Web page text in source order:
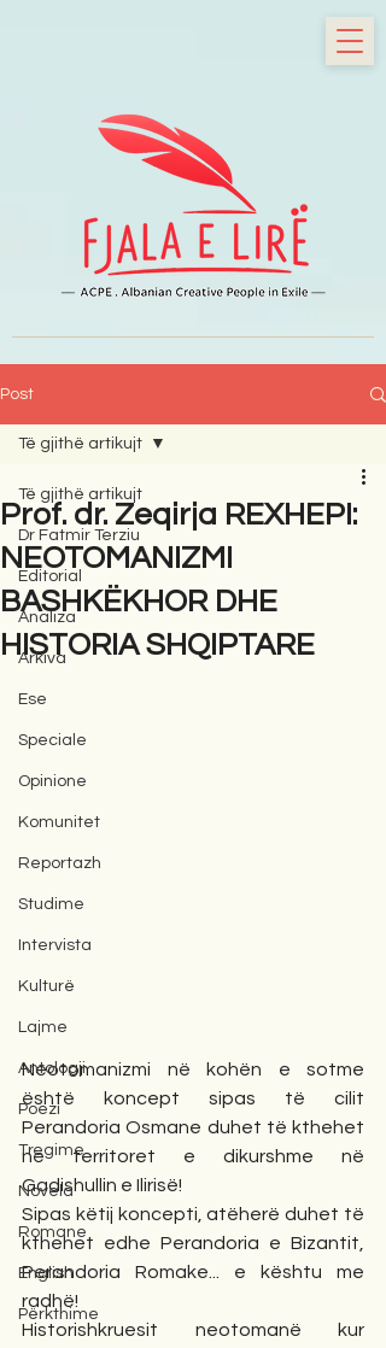
Post
Të gjithë artikujt
Dr Fatmir Terziu
Editorial
Analiza
Arkiva
Ese
Speciale
Opinione
Komunitet
Reportazh
Studime
Intervista
Kulturë
Lajme
Antologji
Poezi
Tregime
Novela
Romane
English
Përkthime
Të gjithë artikujt
Prof. dr. Zeqirja REXHEPI:
NEOTOMANIZMI
BASHKËKHOR DHE
HISTORIA SHQIPTARE
Neotomanizmi në kohën e sotme
është koncept sipas të cilit
Perandoria Osmane duhet të kthehet
në territoret e dikurshme në
Gadishullin e Ilirisë!
Sipas këtij koncepti, atëherë duhet të
kthehet edhe Perandoria e Bizantit,
Perandoria Romake... e kështu me
radhë!
Historishkruesit neotomanë kur